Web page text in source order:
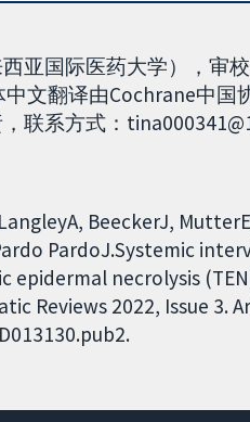
亚国际医药大学），审
中文翻译由Cochrane中
联系方式：
BeeckerJ,
PardoJ.Systemic
epidermal necrolysis
Reviews 2022, Issue 3.